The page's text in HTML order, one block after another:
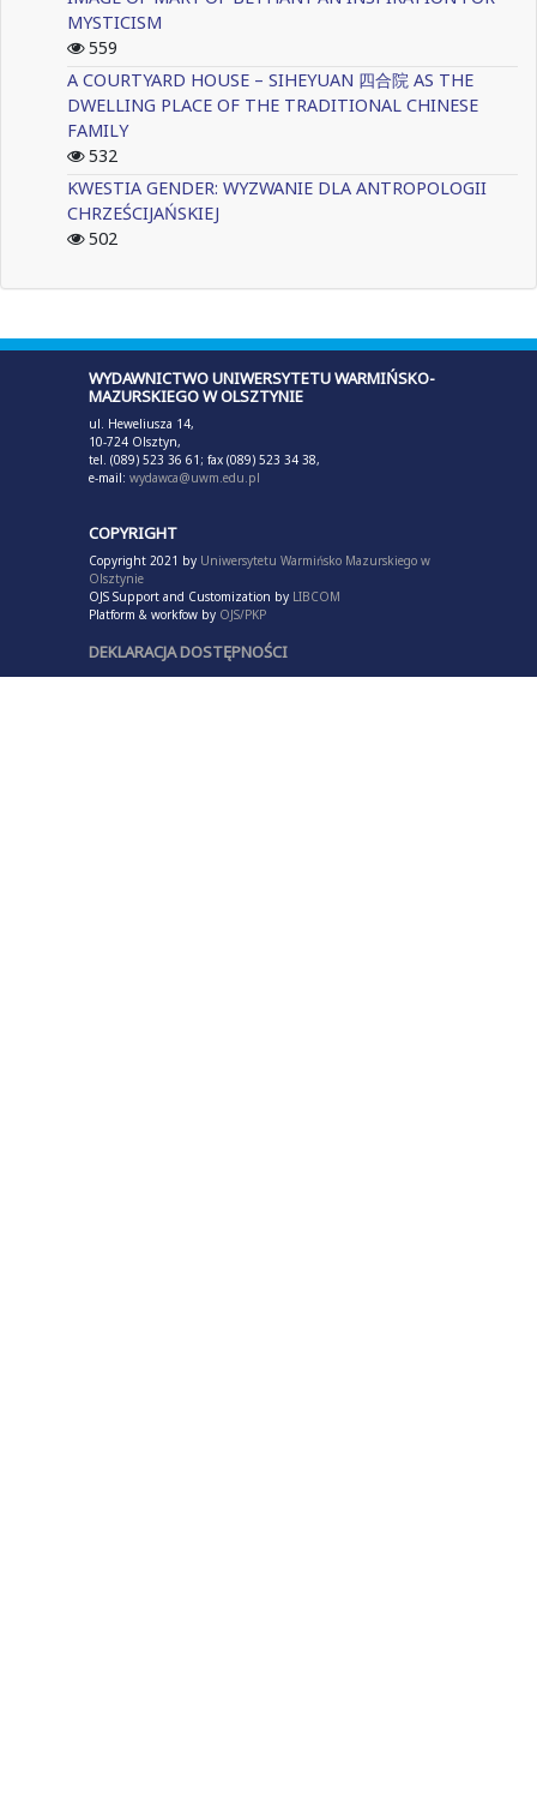
MYSTICISM
559
A COURTYARD HOUSE – SIHEYUAN 四合院 AS THE
DWELLING PLACE OF THE TRADITIONAL CHINESE
FAMILY
532
KWESTIA GENDER: WYZWANIE DLA ANTROPOLOGII
CHRZEŚCIJAŃSKIEJ
502
WYDAWNICTWO UNIWERSYTETU WARMIŃSKO-
MAZURSKIEGO W OLSZTYNIE
ul. Heweliusza 14,
10-724 Olsztyn,
tel. (089) 523 36 61; fax (089) 523 34 38,
e-mail: wydawca@uwm.edu.pl
COPYRIGHT
Copyright 2021 by Uniwersytetu Warmińsko Mazurskiego w
Olsztynie
OJS Support and Customization by LIBCOM
Platform & workfow by OJS/PKP
DEKLARACJA DOSTĘPNOŚCI